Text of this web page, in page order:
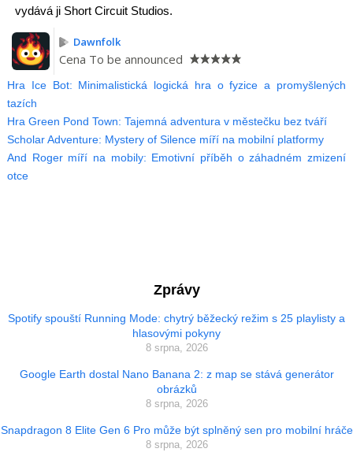
vydává ji Short Circuit Studios.
Dawnfolk
Cena To be announced
Hra Ice Bot: Minimalistická logická hra o fyzice a promyšlených
tazích
Hra Green Pond Town: Tajemná adventura v městečku bez tváří
Scholar Adventure: Mystery of Silence míří na mobilní platformy
And Roger míří na mobily: Emotivní příběh o záhadném zmizení
otce
Zprávy
Spotify spouští Running Mode: chytrý běžecký režim s 25 playlisty a
hlasovými pokyny
8 srpna, 2026
Google Earth dostal Nano Banana 2: z map se stává generátor
obrázků
8 srpna, 2026
Snapdragon 8 Elite Gen 6 Pro může být splněný sen pro mobilní hráče
8 srpna, 2026